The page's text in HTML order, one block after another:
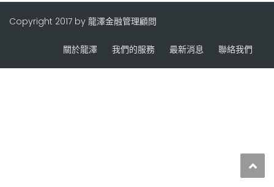
Copyright 2017 by 龍澤金融管理顧問
關於龍澤 我們的服務 最新消息 聯絡我們